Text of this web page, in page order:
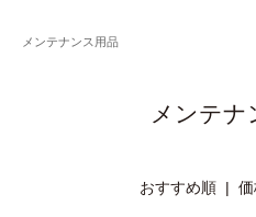
メンテナンス用品
メンテナ
おすすめ順 | 価